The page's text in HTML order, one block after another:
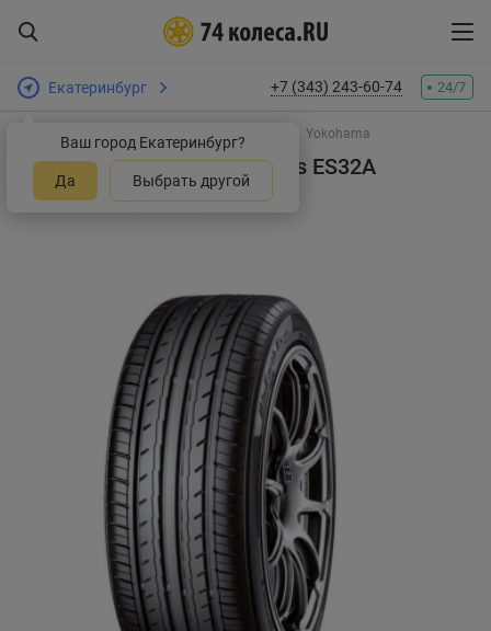
Екатеринбург
Ваш город Екатеринбург?
Да Выбрать другой
+7 (343) 243-60-74 24/7
Интернет-магазин шин и дисков Yokohama
Шины Yokohama BluEarth-Es ES32A
5.0 1 отзыв